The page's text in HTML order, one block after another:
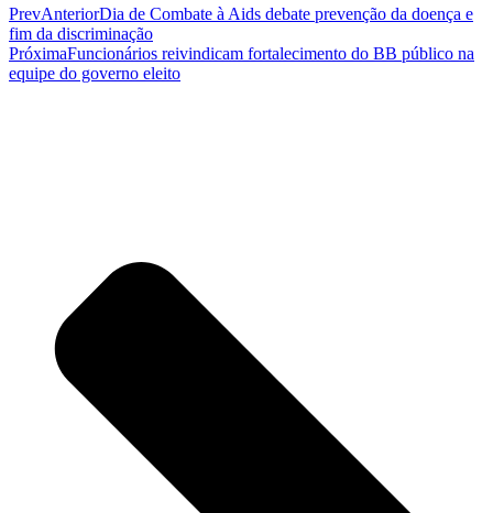
PrevAnteriorDia de Combate à Aids debate prevenção da doença e
fim da discriminação
PróximaFuncionários reivindicam fortalecimento do BB público na
equipe do governo eleito